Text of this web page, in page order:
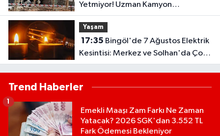
Yetmiyor! Uzman Kamyon
Kazalarının Gerçek Sebebini Anlattı
Yaşam
17:35
Kesintisi: Merkez ve Solhan'da Çok
Sayıda Yerleşim Etkilenecek..
Trend Haberler
Emekli Maaşı Zam Farkı Ne Zaman
Yatacak? 2026 SGK'dan 3.552 TL
Fark Ödemesi Bekleniyor
1